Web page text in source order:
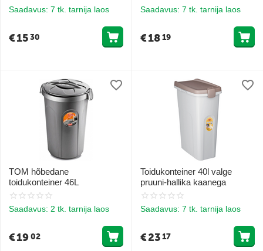
Saadavus: 7 tk. tarnija laos
€1530
Saadavus: 7 tk. tarnija laos
€1819
TOM hõbedane
toidukonteiner 46L
Saadavus: 2 tk. tarnija laos
€1902
Toidukonteiner 40l valge
pruuni-hallika kaanega
Saadavus: 7 tk. tarnija laos
€2317